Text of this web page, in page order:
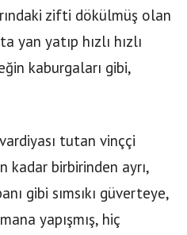
zifti dökülmüş olan
yan yatıp hızlı hızlı
kaburgaları gibi,
tutan vinççi
kadar birbirinden ayrı,
gibi sımsıkı güverteye,
yapışmış, hiç